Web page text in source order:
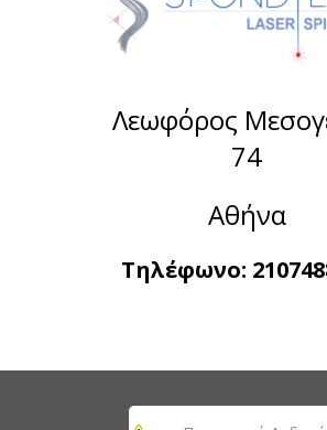
Λεωφόρος
74
Αθήνα
Τηλέφωνο: